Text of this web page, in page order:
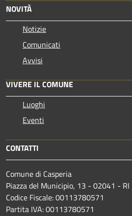
NOVITÀ
Notizie
Comunicati
Avvisi
VIVERE IL COMUNE
Luoghi
Eventi
CONTATTI
Comune di Casperia
Piazza del Municipio, 13 - 02041 - RI
Codice Fiscale: 00113780571
Partita IVA: 00113780571